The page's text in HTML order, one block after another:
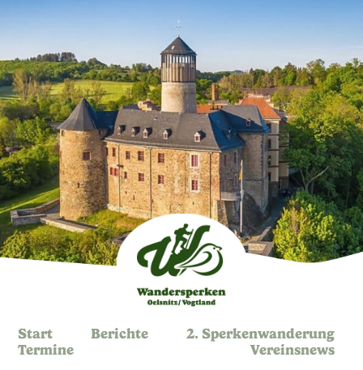
Start Berichte
2. Sperkenwanderung
Termine
Vereinsnews